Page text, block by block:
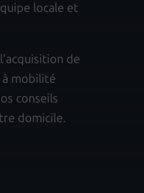
locale et
de
à mobilité
conseils
domicile.